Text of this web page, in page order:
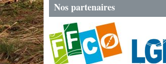
Nos partenaires